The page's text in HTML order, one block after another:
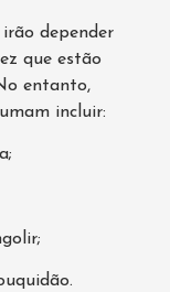
depender
que estão
entanto,
incluir: